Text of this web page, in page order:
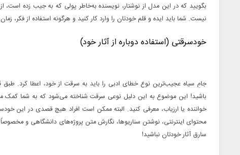
بگویید که در این مدل از نوشتار، نویسنده به‌خاطر پولی که به جیب زده است،
نیست. شما باید ایده و قلم خودتان را وارد کار کنید و هرگونه استفاده از
خودسرقتی (استفاده دوباره از آثار خود)
جامِ سیاه عجیب‌ترین نوع خطای ادبی را باید به سرقت از خود، اعطا کرد. طبق
باشید! این موضوع به این دلیل نوعی سرقت شناخته می‌شود که به شما کمک
خواننده یا ارزیاب، معرفی کنید. البته ممکن است افراد هیچ قصدی در این
محتوای اینترنتی، نوشتن سناریوها، نگارش متن پروژه‌های دانشگاهی‌ و
سارق آثار خودتان نباشید!